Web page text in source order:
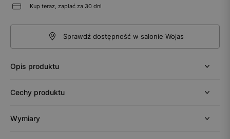
Kup teraz, zapłać za 30 dni
Sprawdź dostępność w salonie Wojas
Opis produktu
Cechy produktu
Wymiary